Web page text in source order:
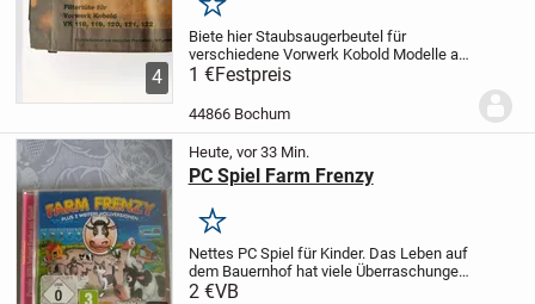
4
Merken
Biete hier Staubsaugerbeutel für
verschiedene Vorwerk Kobold Modelle an.
Die aus einem Nachlass stammenden
Filtertüten für Vorwerk Kobold Modelle
sind:- 1 x geeignet für Vorwerk Kobold VK
118 /...
1 €Festpreis
44866 Bochum
Heute, vor 33 Min.
PC Spiel Farm Frenzy
Merken
Nettes PC Spiel für Kinder. Das Leben auf
dem Bauernhof hat viele Überraschungen
und kann richtig Spaß machen.
2 €VB